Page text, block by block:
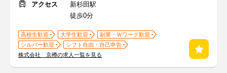
アクセス
新杉田駅
徒歩0分
高校生歓迎 大学生歓迎
副業・Ｗワーク歓迎
シルバー歓迎
シフト自由・自己申告
株式会社 京樽の求人一覧を見る